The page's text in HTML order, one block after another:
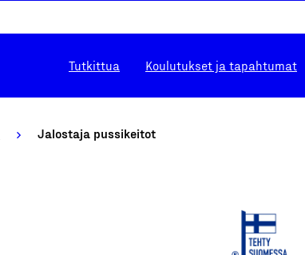
Tutkittua Koulutukset ja tapahtumat
Jalostaja pussikeitot